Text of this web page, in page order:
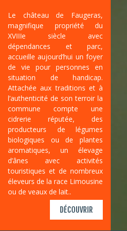
Le château de Faugeras,
magnifique propriété du
XVIIIe siècle avec
dépendances et parc,
accueille aujourd’hui un foyer
de vie pour personnes en
situation de handicap.
Attachée aux traditions et à
l’authenticité de son terroir la
commune compte une
cidrerie réputée, des
producteurs de légumes
biologiques ou de plantes
aromatiques, un élevage
d’ânes avec activités
touristiques et de nombreux
éleveurs de la race Limousine
ou de veaux de lait..
DÉCOUVRIR